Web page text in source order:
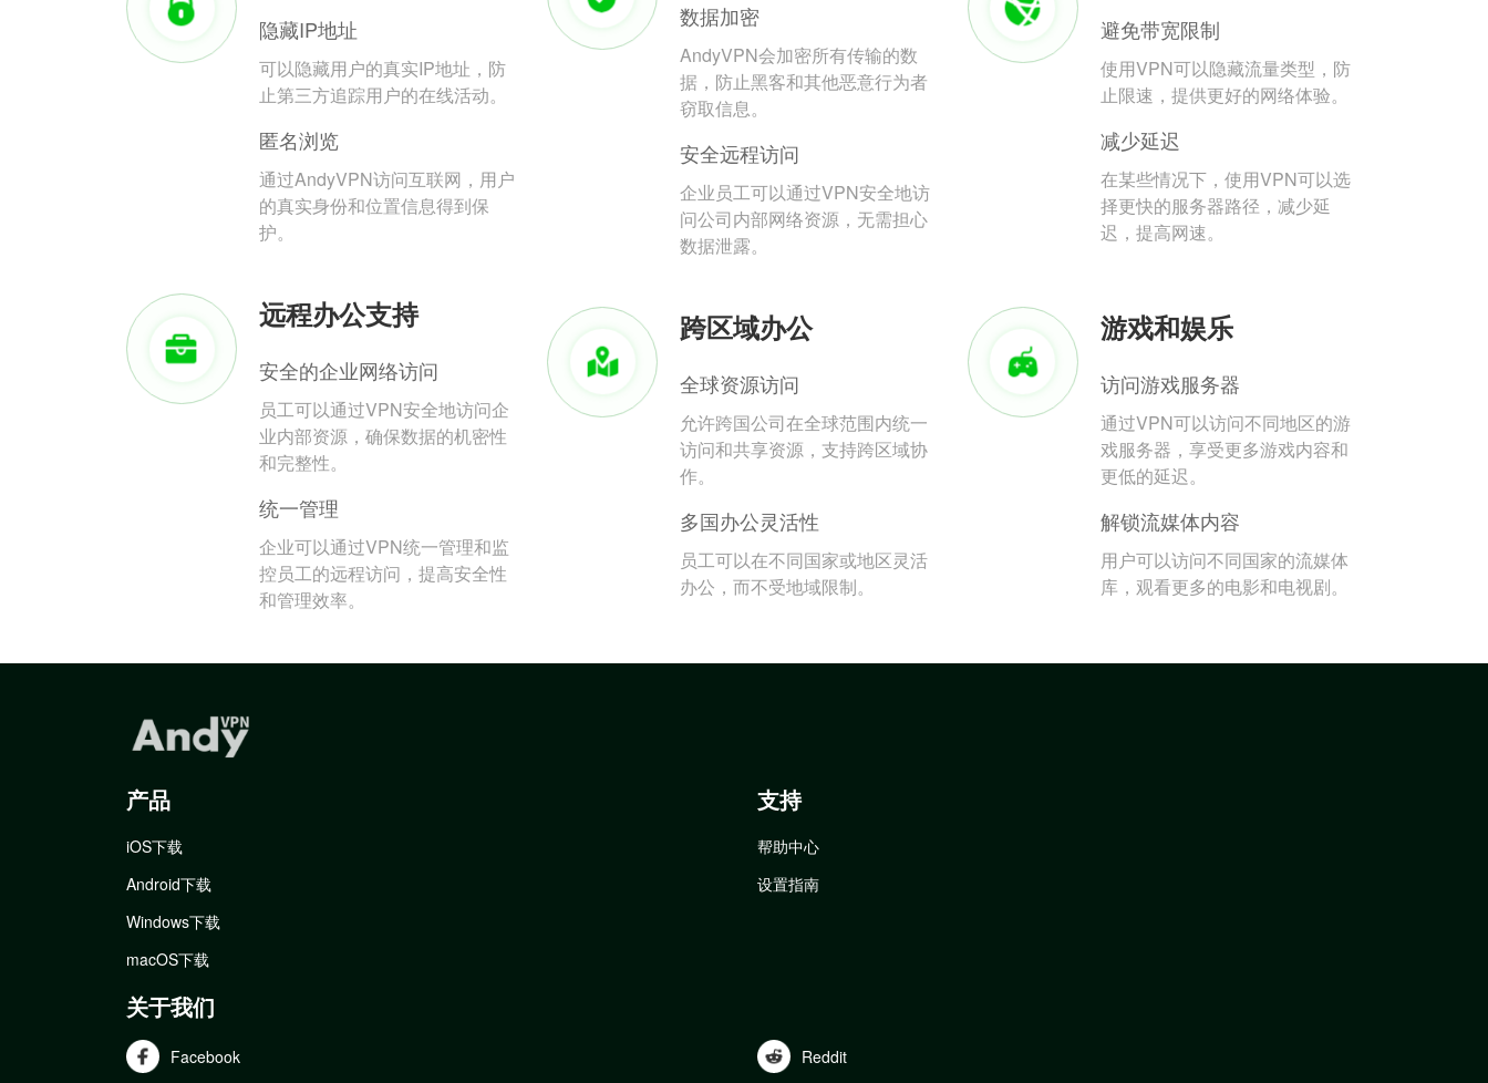
隐藏IP地址
可以隐藏用户的真实IP地址，防
止第三方追踪用户的在线活动。
匿名浏览
通过AndyVPN访问互联网，用户
的真实身份和位置信息得到保
护。
数据加密
AndyVPN会加密所有传输的数
据，防止黑客和其他恶意行为者
窃取信息。
安全远程访问
企业员工可以通过VPN安全地访
问公司内部网络资源，无需担心
数据泄露。
避免带宽限制
使用VPN可以隐藏流量类型，防
止限速，提供更好的网络体验。
减少延迟
在某些情况下，使用VPN可以选
择更快的服务器路径，减少延
迟，提高网速。
远程办公支持
安全的企业网络访问
员工可以通过VPN安全地访问企
业内部资源，确保数据的机密性
和完整性。
统一管理
企业可以通过VPN统一管理和监
控员工的远程访问，提高安全性
和管理效率。
跨区域办公
全球资源访问
允许跨国公司在全球范围内统一
访问和共享资源，支持跨区域协
作。
多国办公灵活性
员工可以在不同国家或地区灵活
办公，而不受地域限制。
游戏和娱乐
访问游戏服务器
通过VPN可以访问不同地区的游
戏服务器，享受更多游戏内容和
更低的延迟。
解锁流媒体内容
用户可以访问不同国家的流媒体
库，观看更多的电影和电视剧。
产品
iOS下载
Android下载
Windows下载
macOS下载
支持
帮助中心
设置指南
关于我们
Facebook Reddit